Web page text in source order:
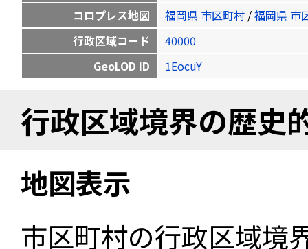
コロプレス地図
福岡県 市区町村 /福岡県 市
行政区域コード
40000
GeoLOD ID
1EocuY
行政区域境界の歴史
地図表示
市区町村の行政区域境